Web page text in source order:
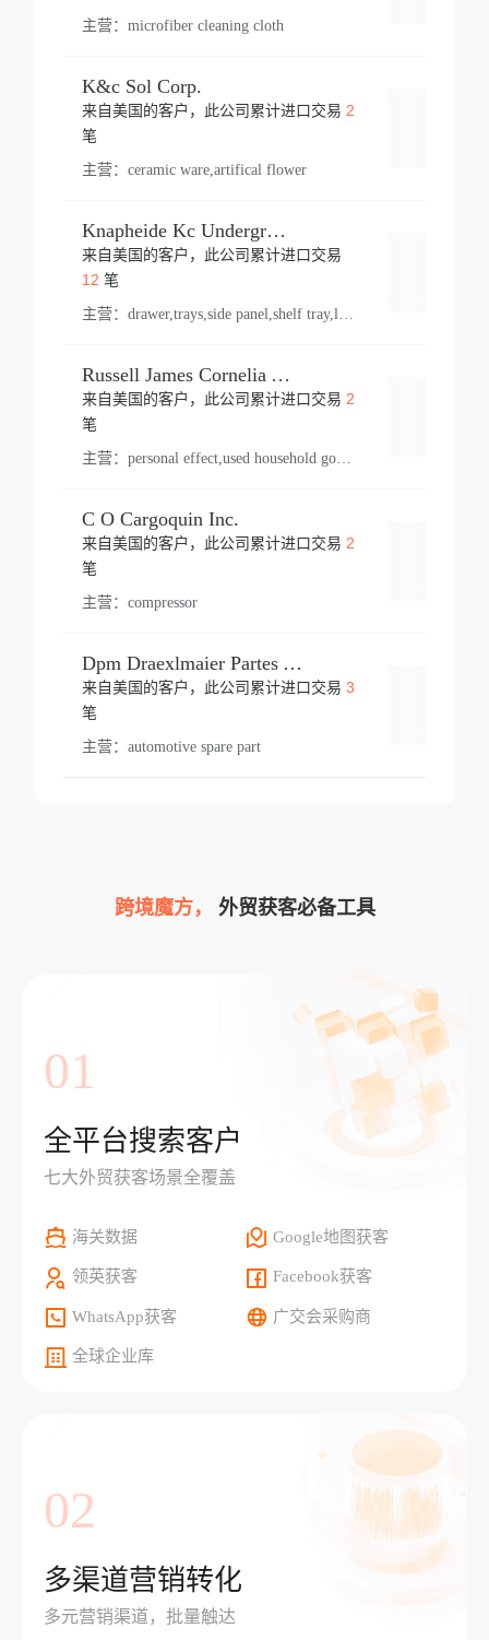
主营： microfiber cleaning cloth
K&c Sol Corp.
来自美国的客户，此公司累计进口交易 2
笔
主营： ceramic ware,artifical flower
Knapheide Kc Underground
来自美国的客户，此公司累计进口交易
12 笔
主营：
Russell James Cornelia Arlington Va
来自美国的客户，此公司累计进口交易 2
笔
主营： personal effect,used household goods
C O Cargoquin Inc.
来自美国的客户，此公司累计进口交易 2
笔
主营： compressor
Dpm Draexlmaier Partes Automotrices Corr Ind Huejotzingo
来自美国的客户，此公司累计进口交易 3
笔
主营： automotive spare part
跨境魔方， 外贸获客必备工具
01
全平台搜索客户
七大外贸获客场景全覆盖
海关数据 Google地图获客
领英获客 Facebook获客
WhatsApp获客 广交会采购商
全球企业库
02
多渠道营销转化
多元营销渠道，批量触达